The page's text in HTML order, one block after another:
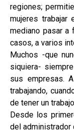
regiones;
mujeres trabajar
mediano pasar a
casos, a varios
Muchos -que
siquiera-
sus empresas.
trabajando,
de tener un
Desde los
del administrador